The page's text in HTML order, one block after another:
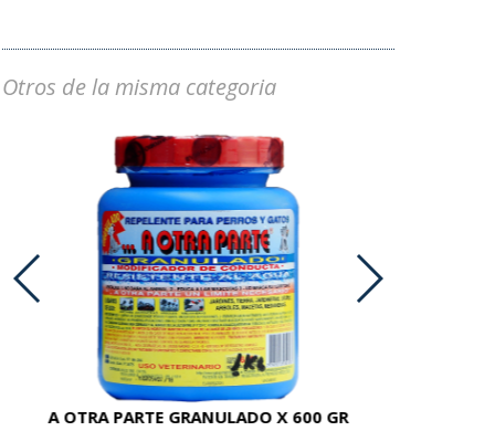
Otros de la misma categoria
A OTRA PARTE GRANULADO X 600 GR